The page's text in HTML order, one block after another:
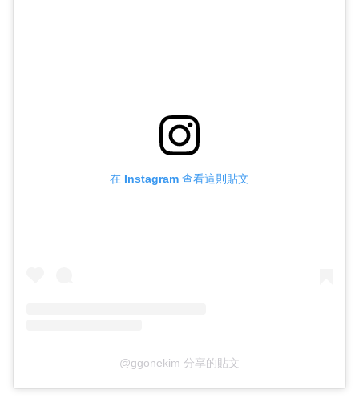
在 Instagram 查看這則貼文
@ggonekim 分享的貼文